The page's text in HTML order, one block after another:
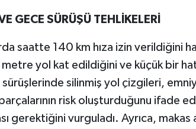
GECE SÜRÜŞÜ TEHLİKELERİ
saatte 140 km hıza izin verildiğini
yol kat edildiğini ve küçük bir
silinmiş yol çizgileri,
risk oluşturduğunu ifade
gerektiğini vurguladı. Ayrıca,